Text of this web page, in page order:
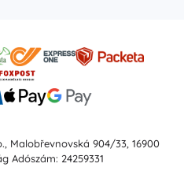
Malobřevnovská 904/33, 16900
Adószám: 24259331